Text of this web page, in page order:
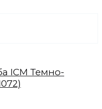
ICM Темно-